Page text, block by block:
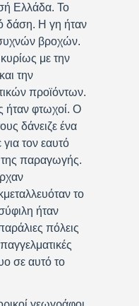
Ελλάδα. Το
δάση. Η γη ήταν
βροχών.
με την
την
προϊόντων.
ήταν φτωχοί. Ο
δάνειζε ένα
τον εαυτό
της παραγωγής.
το
ήταν
πόλεις
σε αυτό το